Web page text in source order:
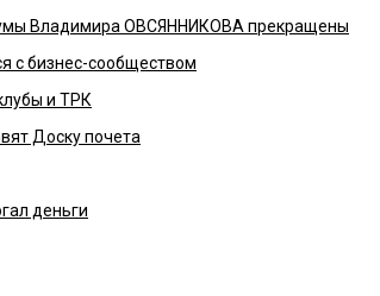
Владимира ОВСЯННИКОВА прекращены
с бизнес-сообществом
и ТРК
Доску почета
деньги